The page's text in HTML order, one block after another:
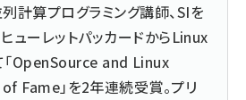
計算プログラミング講師、SIを
ューレットパッカードからLinux
「OpenSource and Linux
Fame」を2年連続受賞。プリ